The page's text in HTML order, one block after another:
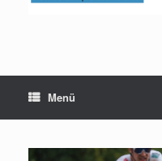
Menü